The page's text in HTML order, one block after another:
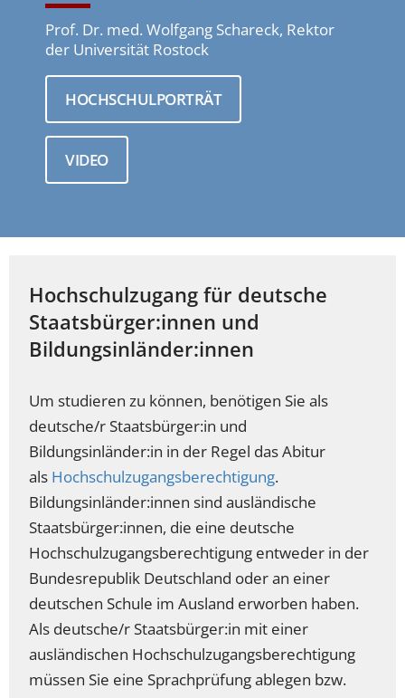
Prof. Dr. med. Wolfgang Schareck, Rektor
der Universität Rostock
HOCHSCHULPORTRÄT
VIDEO
Hochschulzugang für deutsche
Staatsbürger:innen und
Bildungsinländer:innen
Um studieren zu können, benötigen Sie als
deutsche/r Staatsbürger:in und
Bildungsinländer:in in der Regel das Abitur
als Hochschulzugangsberechtigung.
Bildungsinländer:innen sind ausländische
Staatsbürger:innen, die eine deutsche
Hochschulzugangsberechtigung entweder in der
Bundesrepublik Deutschland oder an einer
deutschen Schule im Ausland erworben haben.
Als deutsche/r Staatsbürger:in mit einer
ausländischen Hochschulzugangsberechtigung
müssen Sie eine Sprachprüfung ablegen bzw.